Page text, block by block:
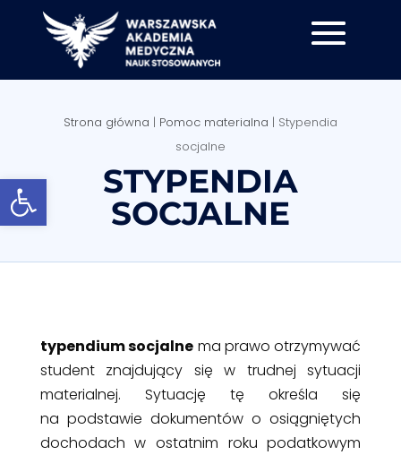
Strona główna | Pomoc materialna | Stypendia
socjalne
STYPENDIA
SOCJALNE
typendium socjalne ma prawo otrzymywać
student znajdujący się w trudnej sytuacji
materialnej. Sytuację tę określa się
na podstawie dokumentów o osiągniętych
dochodach w ostatnim roku podatkowym
Otwórz pasek narzędzi